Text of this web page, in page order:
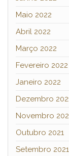
Maio 2022
Abril 2022
Março 2022
Fevereiro 2022
Janeiro 2022
Dezembro
Novembro
Outubro 2021
Setembro 2021